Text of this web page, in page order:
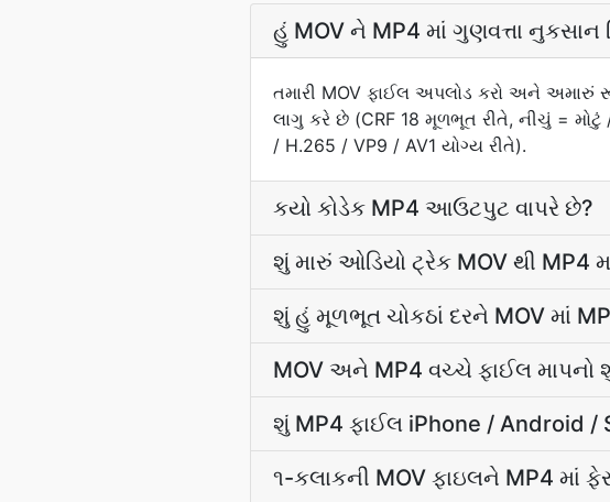
હું MOV ને MP4 માં ગુણવત્તા નુકસાન
તમારી MOV ફાઈલ અપલોડ કરો અને અમારું
લાગુ કરે છે (CRF 18 મૂળભૂત રીતે, નીચું =
/ H.265 / VP9 / AV1 યોગ્ય રીતે).
કયો કોડેક MP4 આઉટપુટ વાપરે છે?
શું મારું ઓડિયો ટ્રેક MOV થી MP4
શું હું મૂળભૂત ચોકઠાં દરને MOV માં
MOV અને MP4 વચ્ચે ફાઈલ માપનો
શું MP4 ફાઈલ iPhone / Android /
૧-કલાકની MOV ફાઇલને MP4 માં